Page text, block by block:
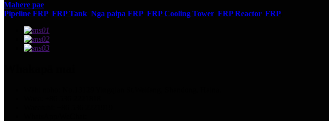
Mahere pae
Pipeline FRP, FRP Tank Nga paipa FRP, FRP Cooling Tower, FRP Reactor, FRP,